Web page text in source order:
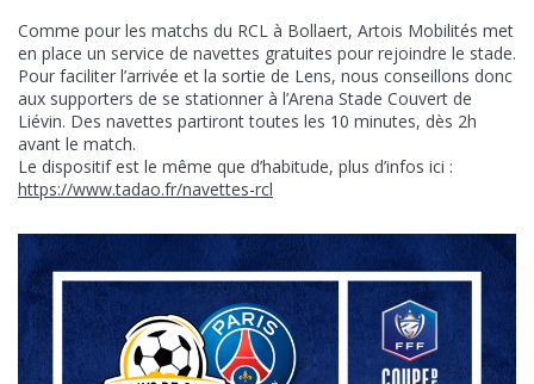
Comme pour les matchs du RCL à Bollaert, Artois Mobilités met
en place un service de navettes gratuites pour rejoindre le stade.
Pour faciliter l’arrivée et la sortie de Lens, nous conseillons donc
aux supporters de se stationner à l’Arena Stade Couvert de
Liévin. Des navettes partiront toutes les 10 minutes, dès 2h
avant le match.
Le dispositif est le même que d’habitude, plus d’infos ici :
https://www.tadao.fr/navettes-rcl